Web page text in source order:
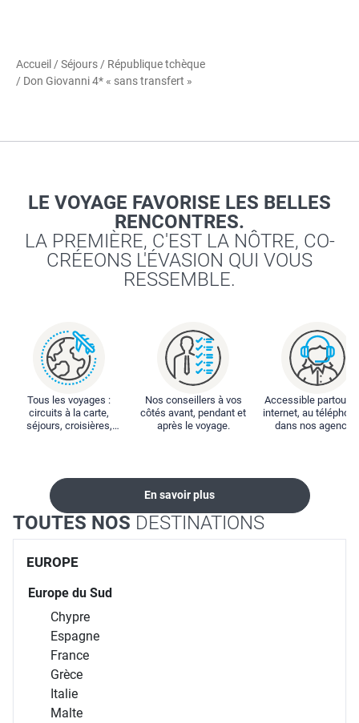
Accueil /Séjours / République tchèque
/ Don Giovanni 4* « sans transfert »
LE VOYAGE FAVORISE LES BELLES
RENCONTRES.
LA PREMIÈRE, C'EST LA NÔTRE, CO-
CRÉEONS L'ÉVASION QUI VOUS
RESSEMBLE.
Tous les voyages :
circuits à la carte,
séjours, croisières,
Nos conseillers à vos
côtés avant, pendant et
après le voyage.
Accessible partout :
internet, au
dans nos
En savoir plus
TOUTES NOS DESTINATIONS
EUROPE
Europe du Sud
Chypre
Espagne
France
Grèce
Italie
Malte